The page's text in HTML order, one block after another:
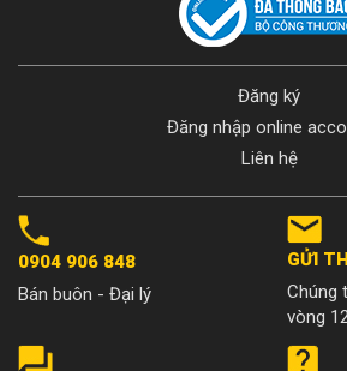
Đăng ký
Đăng nhập online
Liên hệ
0904 906 848
Bán buôn - Đại lý
GỬI
Chúng
vòng